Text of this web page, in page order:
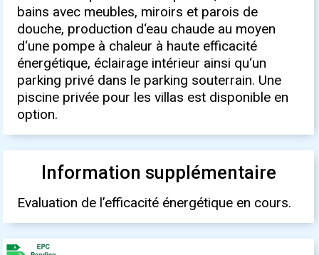
bains avec meubles, miroirs et parois de
douche, production d‘eau chaude au moyen
d‘une pompe à chaleur à haute efficacité
énergétique, éclairage intérieur ainsi qu‘un
parking privé dans le parking souterrain. Une
piscine privée pour les villas est disponible en
option.
Information supplémentaire
Evaluation de l’efficacité énergétique en cours.